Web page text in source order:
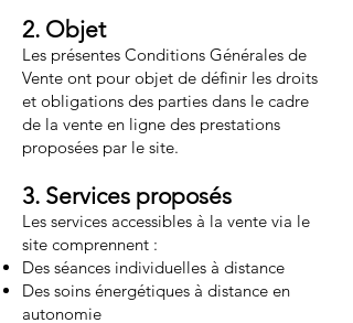
2. Objet
Les présentes Conditions Générales de
Vente ont pour objet de définir les droits
et obligations des parties dans le cadre
de la vente en ligne des prestations
proposées par le site.
3. Services proposés
Les services accessibles à la vente via le
site comprennent :
Des séances individuelles à distance
Des soins énergétiques à distance en
autonomie